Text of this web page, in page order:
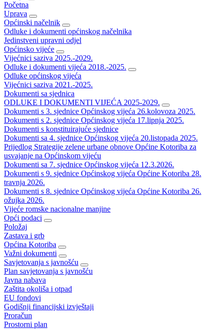
Početna
Uprava
Općinski načelnik
Odluke i dokumenti općinskog načelnika
Jedinstveni upravni odjel
Općinsko vijeće
Vijećnici saziva 2025.-2029.
Odluke i dokumenti vijeća 2018.-2025.
Odluke općinskog vijeća
Vijećnici saziva 2021.-2025.
Dokumenti sa sjednica
ODLUKE I DOKUMENTI VIJEĆA 2025-2029.
Dokumenti s 3. sjednice Općinskog vijeća 26.kolovoza 2025.
Dokumenti s 2. sjednice Općinskog vijeća 17.lipnja 2025.
Dokumenti s konstituirajuće sjednice
Dokumenti sa 4. sjednice Općinskog vijeća 20.listopada 2025.
Prijedlog Strategije zelene urbane obnove Općine Kotoriba za
usvajanje na Općinskom vijeću
Dokumenti sa 7. sjednice Općinskog vijeća 12.3.2026.
Dokumenti s 9. sjednice Općinskog vijeća Općine Kotoriba 28.
travnja 2026.
Dokumenti s 8. sjednice Općinskog vijeća Općine Kotoriba 26.
ožujka 2026.
Vijeće romske nacionalne manjine
Opći podaci
Položaj
Zastava i grb
Općina Kotoriba
Važni dokumenti
Savjetovanja s javnošću
Plan savjetovanja s javnošću
Javna nabava
Zaštita okoliša i otpad
EU fondovi
Godišnji financijski izvještaji
Proračun
Prostorni plan